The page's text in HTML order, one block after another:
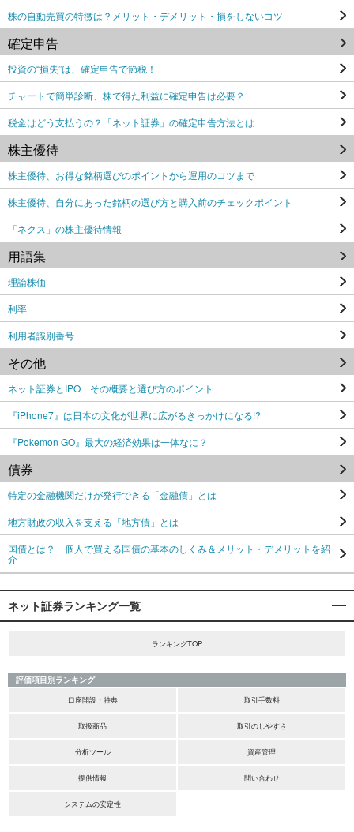
株の自動売買の特徴は？メリット・デメリット・損をしないコツ
確定申告
投資の“損失”は、確定申告で節税！
チャートで簡単診断、株で得た利益に確定申告は必要？
税金はどう支払うの？「ネット証券」の確定申告方法とは
株主優待
株主優待、お得な銘柄選びのポイントから運用のコツまで
株主優待、自分にあった銘柄の選び方と購入前のチェックポイント
「ネクス」の株主優待情報
用語集
理論株価
利率
利用者識別番号
その他
ネット証券とIPO その概要と選び方のポイント
『iPhone7』は日本の文化が世界に広がるきっかけになる!?
『Pokemon GO』最大の経済効果は一体なに？
債券
特定の金融機関だけが発行できる「金融債」とは
地方財政の収入を支える「地方債」とは
国債とは？ 個人で買える国債の基本のしくみ＆メリット・デメリットを紹
介
ネット証券ランキング一覧
ランキングTOP
評価項目別ランキング
口座開設・特典
取引手数料
取扱商品 取引のしやすさ
分析ツール 資産管理
提供情報 問い合わせ
システムの安定性